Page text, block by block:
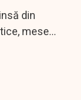
din
mesele
ani